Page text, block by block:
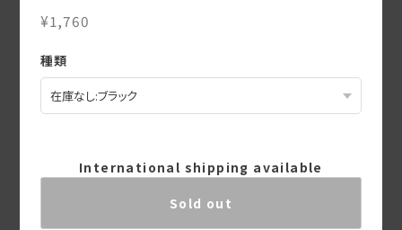
¥1,760
種類
International shipping available
Sold out